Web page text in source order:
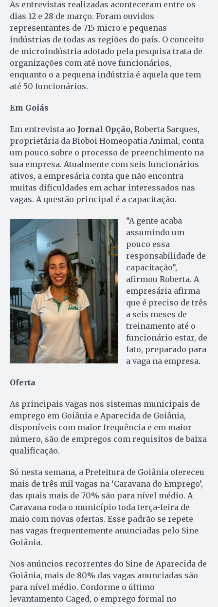
As entrevistas realizadas aconteceram entre os
dias 12 e 28 de março. Foram ouvidos
representantes de 715 micro e pequenas
indústrias de todas as regiões do país. O conceito
de microindústria adotado pela pesquisa trata de
organizações com até nove funcionários,
enquanto o a pequena indústria é aquela que tem
até 50 funcionários.
Em Goiás
Em entrevista ao Jornal Opção, Roberta Sarques,
proprietária da Bioboi Homeopatia Animal, conta
um pouco sobre o processo de preenchimento na
sua empresa. Atualmente com seis funcionários
ativos, a empresária conta que não encontra
muitas dificuldades em achar interessados nas
vagas. A questão principal é a capacitação.
“A gente acaba
assumindo um
pouco essa
responsabilidade de
capacitação”,
afirmou Roberta. A
empresária afirma
que é preciso de três
a seis meses de
treinamento até o
funcionário estar, de
fato, preparado para
a vaga na empresa.
Oferta
As principais vagas nos sistemas municipais de
emprego em Goiânia e Aparecida de Goiânia,
disponíveis com maior frequência e em maior
número, são de empregos com requisitos de baixa
qualificação.
Só nesta semana, a Prefeitura de Goiânia ofereceu
mais de três mil vagas na ‘Caravana do Emprego’,
das quais mais de 70% são para nível médio. A
Caravana roda o município toda terça-feira de
maio com novas ofertas. Esse padrão se repete
nas vagas frequentemente anunciadas pelo Sine
Goiânia.
Nos anúncios recorrentes do Sine de Aparecida de
Goiânia, mais de 80% das vagas anunciadas são
para nível médio. Conforme o último
levantamento Caged, o emprego formal no